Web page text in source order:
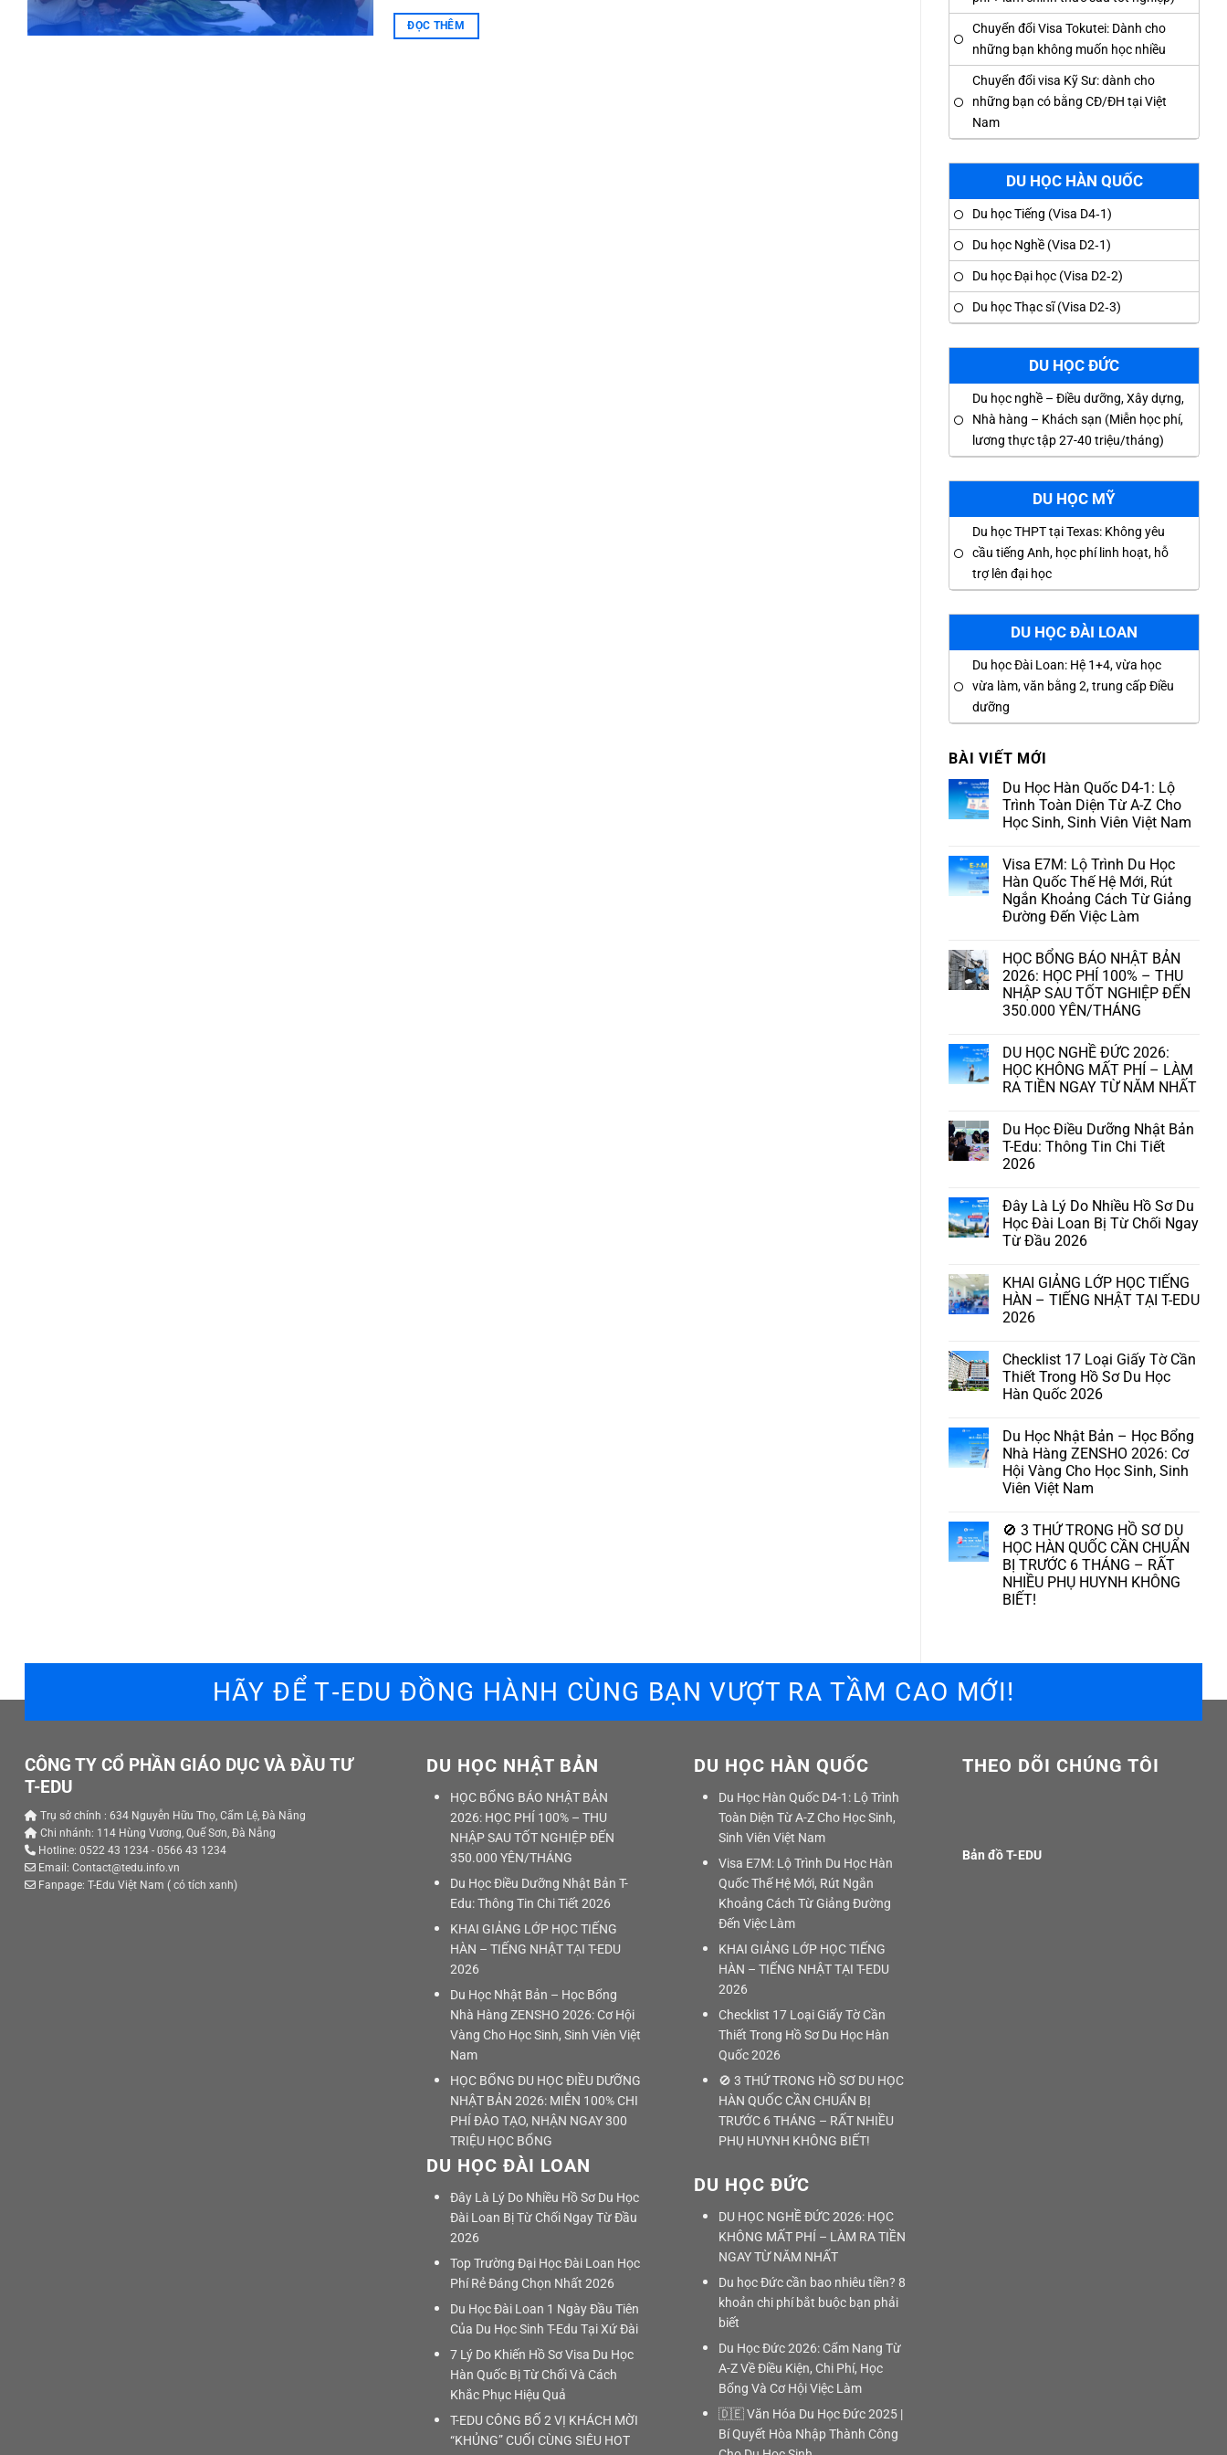
ĐỌC THÊM
Chuyển đổi Visa Tokutei: Dành cho
những bạn không muốn học nhiều
Chuyển đổi visa Kỹ Sư: dành cho
những bạn có bằng CĐ/ĐH tại Việt
Nam
DU HỌC HÀN QUỐC
Du học Tiếng (Visa D4‑1)
Du học Nghề (Visa D2‑1)
Du học Đại học (Visa D2‑2)
Du học Thạc sĩ (Visa D2‑3)
DU HỌC ĐỨC
Du học nghề – Điều dưỡng, Xây dựng,
Nhà hàng – Khách sạn (Miễn học phí,
lương thực tập 27-40 triệu/tháng)
DU HỌC MỸ
Du học THPT tại Texas: Không yêu
cầu tiếng Anh, học phí linh hoạt, hỗ
trợ lên đại học
DU HỌC ĐÀI LOAN
Du học Đài Loan: Hệ 1+4, vừa học
vừa làm, văn bằng 2, trung cấp Điều
dưỡng
BÀI VIẾT MỚI
Du Học Hàn Quốc D4-1: Lộ
Trình Toàn Diện Từ A-Z Cho
Học Sinh, Sinh Viên Việt Nam
Visa E7M: Lộ Trình Du Học
Hàn Quốc Thế Hệ Mới, Rút
Ngắn Khoảng Cách Từ Giảng
Đường Đến Việc Làm
HỌC BỔNG BÁO NHẬT BẢN
2026: HỌC PHÍ 100% – THU
NHẬP SAU TỐT NGHIỆP ĐẾN
350.000 YÊN/THÁNG
DU HỌC NGHỀ ĐỨC 2026:
HỌC KHÔNG MẤT PHÍ – LÀM
RA TIỀN NGAY TỪ NĂM NHẤT
Du Học Điều Dưỡng Nhật Bản
T-Edu: Thông Tin Chi Tiết
2026
Đây Là Lý Do Nhiều Hồ Sơ Du
Học Đài Loan Bị Từ Chối Ngay
Từ Đầu 2026
KHAI GIẢNG LỚP HỌC TIẾNG
HÀN – TIẾNG NHẬT TẠI T-EDU
2026
Checklist 17 Loại Giấy Tờ Cần
Thiết Trong Hồ Sơ Du Học
Hàn Quốc 2026
Du Học Nhật Bản – Học Bổng
Nhà Hàng ZENSHO 2026: Cơ
Hội Vàng Cho Học Sinh, Sinh
Viên Việt Nam
🚫 3 THỨ TRONG HỒ SƠ DU
HỌC HÀN QUỐC CẦN CHUẨN
BỊ TRƯỚC 6 THÁNG – RẤT
NHIỀU PHỤ HUYNH KHÔNG
BIẾT!
HÃY ĐỂ T‑EDU ĐỒNG HÀNH CÙNG BẠN VƯỢT RA TẦM CAO MỚI!
CÔNG TY CỔ PHẦN GIÁO DỤC VÀ ĐẦU TƯ
T-EDU
Trụ sở chính : 634 Nguyễn Hữu Thọ, Cẩm Lệ, Đà Nẵng
Chi nhánh: 114 Hùng Vương, Quế Sơn, Đà Nẵng
Hotline: 0522 43 1234 - 0566 43 1234
Email: Contact@tedu.info.vn
Fanpage: T-Edu Việt Nam ( có tích xanh)
DU HỌC NHẬT BẢN
HỌC BỔNG BÁO NHẬT BẢN
2026: HỌC PHÍ 100% – THU
NHẬP SAU TỐT NGHIỆP ĐẾN
350.000 YÊN/THÁNG
Du Học Điều Dưỡng Nhật Bản T-
Edu: Thông Tin Chi Tiết 2026
KHAI GIẢNG LỚP HỌC TIẾNG
HÀN – TIẾNG NHẬT TẠI T-EDU
2026
Du Học Nhật Bản – Học Bổng
Nhà Hàng ZENSHO 2026: Cơ Hội
Vàng Cho Học Sinh, Sinh Viên Việt
Nam
HỌC BỔNG DU HỌC ĐIỀU DƯỠNG
NHẬT BẢN 2026: MIỄN 100% CHI
PHÍ ĐÀO TẠO, NHẬN NGAY 300
TRIỆU HỌC BỔNG
DU HỌC ĐÀI LOAN
Đây Là Lý Do Nhiều Hồ Sơ Du Học
Đài Loan Bị Từ Chối Ngay Từ Đầu
2026
Top Trường Đại Học Đài Loan Học
Phí Rẻ Đáng Chọn Nhất 2026
Du Học Đài Loan 1 Ngày Đầu Tiên
Của Du Học Sinh T-Edu Tại Xứ Đài
7 Lý Do Khiến Hồ Sơ Visa Du Học
Hàn Quốc Bị Từ Chối Và Cách
Khắc Phục Hiệu Quả
T-EDU CÔNG BỐ 2 VỊ KHÁCH MỜI
“KHỦNG” CUỐI CÙNG SIÊU HOT
DU HỌC HÀN QUỐC
Du Học Hàn Quốc D4-1: Lộ Trình
Toàn Diện Từ A-Z Cho Học Sinh,
Sinh Viên Việt Nam
Visa E7M: Lộ Trình Du Học Hàn
Quốc Thế Hệ Mới, Rút Ngắn
Khoảng Cách Từ Giảng Đường
Đến Việc Làm
KHAI GIẢNG LỚP HỌC TIẾNG
HÀN – TIẾNG NHẬT TẠI T-EDU
2026
Checklist 17 Loại Giấy Tờ Cần
Thiết Trong Hồ Sơ Du Học Hàn
Quốc 2026
🚫 3 THỨ TRONG HỒ SƠ DU HỌC
HÀN QUỐC CẦN CHUẨN BỊ
TRƯỚC 6 THÁNG – RẤT NHIỀU
PHỤ HUYNH KHÔNG BIẾT!
DU HỌC ĐỨC
DU HỌC NGHỀ ĐỨC 2026: HỌC
KHÔNG MẤT PHÍ – LÀM RA TIỀN
NGAY TỪ NĂM NHẤT
Du học Đức cần bao nhiêu tiền? 8
khoản chi phí bắt buộc bạn phải
biết
Du Học Đức 2026: Cẩm Nang Từ
A-Z Về Điều Kiện, Chi Phí, Học
Bổng Và Cơ Hội Việc Làm
🇩🇪 Văn Hóa Du Học Đức 2025 |
Bí Quyết Hòa Nhập Thành Công
THEO DÕI CHÚNG TÔI
Bản đồ T-EDU